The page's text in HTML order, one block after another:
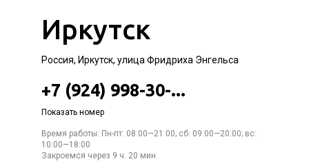
Иркутск
Россия, Иркутск, улица Фридриха Энгельса
+7 (924) 998-30-...
Показать номер
Время работы: Пн-пт: 08:00—21:00; сб: 09:00—20:00; вс:
10:00—18:00
Закроемся через 9 ч. 20 мин.